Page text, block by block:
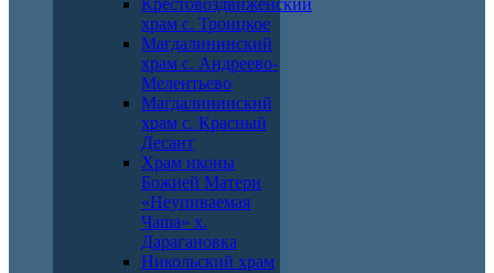
храм с. Троицкое
Магдалининский
храм с. Андреево-
Мелентьево
Магдалининский
храм с. Красный
Десант
Храм иконы
Божией Матери
«Неупиваемая
Чаша» х.
Дарагановка
Никольский храм